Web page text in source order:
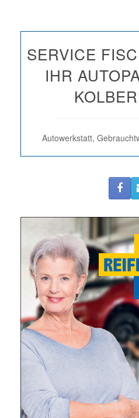
SERVICE
IHR
Autowerkstatt,